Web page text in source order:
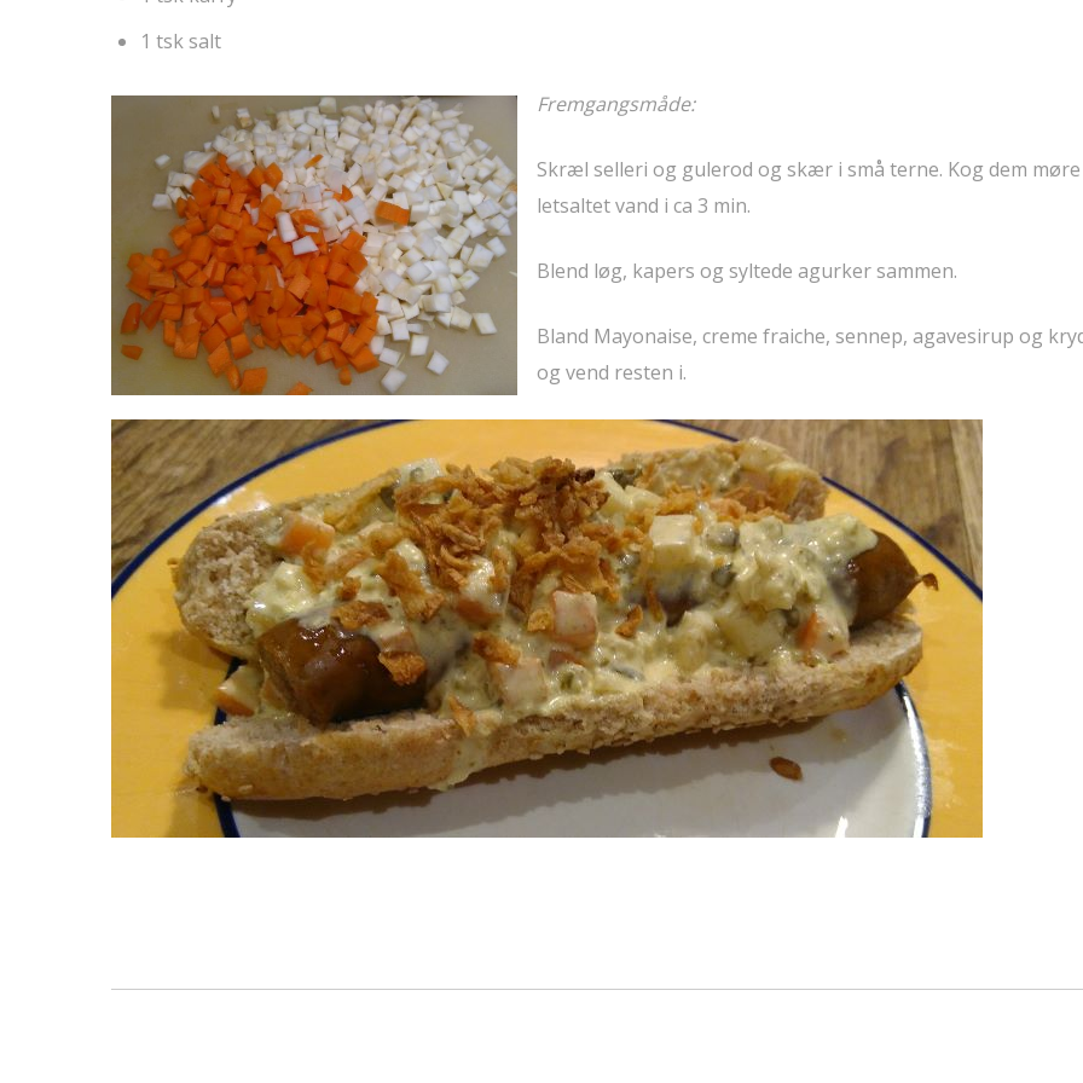
1 tsk salt
Fremgangsmåde:
Skræl selleri og gulerod og skær i små terne. Kog dem
letsaltet vand i ca 3 min.
Blend løg, kapers og syltede agurker sammen.
Bland Mayonaise, creme fraiche, sennep, agavesirup og
og vend resten i.